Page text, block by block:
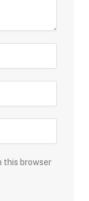
this browser